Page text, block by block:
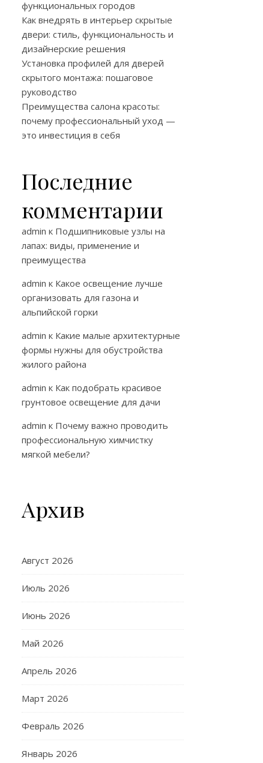
функциональных городов
Как внедрять в интерьер скрытые
двери: стиль, функциональность и
дизайнерские решения
Установка профилей для дверей
скрытого монтажа: пошаговое
руководство
Преимущества салона красоты:
почему профессиональный уход —
это инвестиция в себя
Последние
комментарии
admin к Подшипниковые узлы на
лапах: виды, применение и
преимущества
admin к Какое освещение лучше
организовать для газона и
альпийской горки
admin к Какие малые архитектурные
формы нужны для обустройства
жилого района
admin к Как подобрать красивое
грунтовое освещение для дачи
admin к Почему важно проводить
профессиональную химчистку
мягкой мебели?
Архив
Август 2026
Июль 2026
Июнь 2026
Май 2026
Апрель 2026
Март 2026
Февраль 2026
Январь 2026